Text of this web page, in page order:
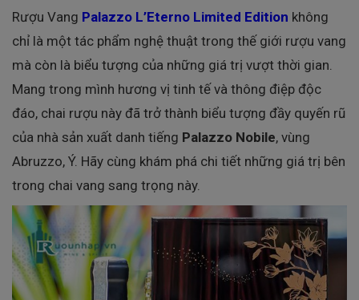
Rượu Vang Palazzo L’Eterno Limited Edition không
chỉ là một tác phẩm nghệ thuật trong thế giới rượu vang
mà còn là biểu tượng của những giá trị vượt thời gian.
Mang trong mình hương vị tinh tế và thông điệp độc
đáo, chai rượu này đã trở thành biểu tượng đầy quyến rũ
của nhà sản xuất danh tiếng Palazzo Nobile, vùng
Abruzzo, Ý. Hãy cùng khám phá chi tiết những giá trị bên
trong chai vang sang trọng này.